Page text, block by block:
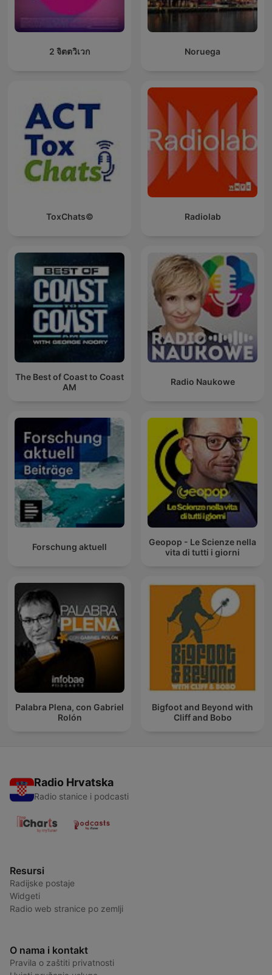
2 จิตตวิเวก Noruega
ToxChats© Radiolab
The Best of Coast to Coast
AM
Radio Naukowe
Forschung aktuell
Geopop - Le Scienze nella
vita di tutti i giorni
Palabra Plena, con Gabriel
Rolón
Bigfoot and Beyond with
Cliff and Bobo
Radio Hrvatska
Radio stanice i podcasti
Resursi
Radijske postaje
Widgeti
Radio web stranice po zemlji
O nama i kontakt
Pravila o zaštiti privatnosti